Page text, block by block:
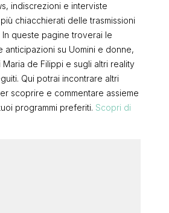
indiscrezioni e interviste
chiacchierati delle trasmissioni
queste pagine troverai le
anticipazioni su Uomini e donne,
de Filippi e sugli altri reality
Qui potrai incontrare altri
scoprire e commentare assieme
programmi preferiti. Scopri di